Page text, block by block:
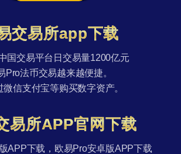
交易所app下载
国交易平台日交易量1200亿元
Pro法币交易越来越便捷。
微信支付宝等购买数字资产。
易所APP官网下载
APP下载，欧易Pro安卓版APP下载